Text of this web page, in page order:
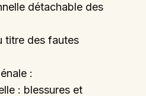
détachable des
titre des fautes
:
: blessures et